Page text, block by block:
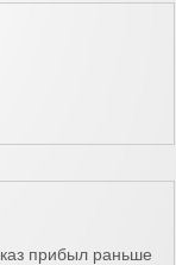
прибыл раньше